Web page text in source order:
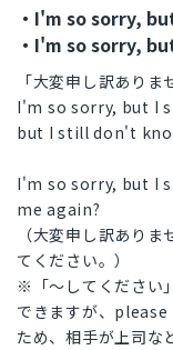
・I'm so sorry,
・I'm so sorry,
「大変申し訳あり
I'm so sorry, but I
but I still don't
I'm so sorry, but I
me again?
（大変申し訳あり
てください。）
※「〜してください
できますが、please
ため、相手が上司な